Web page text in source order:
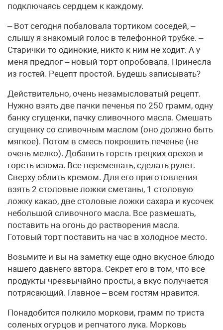
подключаясь сердцем к каждому.
– Вот сегодня побаловала тортиком соседей, –
слышу я знакомый голос в телефонной трубке. –
Старички-то одинокие, никто к ним не ходит. А у
меня предлог – новый торт опробовала. Принесла
из гостей. Рецепт простой. Будешь записывать?
Действительно, очень незамысловатый рецепт.
Нужно взять две пачки печенья по 250 грамм, одну
банку сгущенки, пачку сливочного масла. Смешать
сгущенку со сливочным маслом (оно должно быть
мягкое). Потом в смесь покрошить печенье (не
очень мелко). Добавить горсть грецких орехов и
горсть изюма. Все перемешать, сделать рулет.
Сверху облить кремом. Для его приготовления
взять 2 столовые ложки сметаны, 1 столовую
ложку какао, две столовые ложки сахара и кусочек
небольшой сливочного масла. Все размешать,
поставить на огонь до растворения масла.
Готовый торт поставить на час в холодное место.
Возьмите и вы на заметку еще одно вкусное блюдо
нашего давнего автора. Секрет его в том, что все
продукты чрезвычайно просты, а вкус получается
потрясающий. Главное – всем гостям нравится.
Понадобится полкило моркови, грамм по триста
соленых огурцов и репчатого лука. Морковь